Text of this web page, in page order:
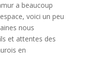
a beaucoup
voici un peu
nous
et attentes des
en